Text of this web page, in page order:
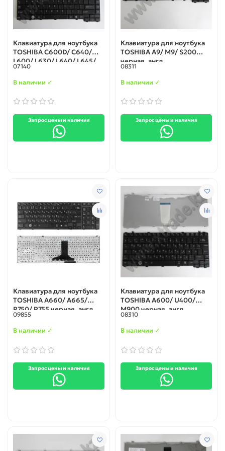
Клавиатура для ноутбука
TOSHIBA C600D/ C640/
L600/ L630/ L640/ L645/
L635 (TSH16-US-BLACK-A),
черная, англ.
07140
В наличии ✓
Запрос цены и наличия
Клавиатура для ноутбука
TOSHIBA A9/ M9/ S200
черная, англ.
08311
В наличии ✓
Запрос цены и наличия
Клавиатура для ноутбука
TOSHIBA A660/ A665/
P750/ P755 черная, англ.
09855
В наличии ✓
Запрос цены и наличия
Клавиатура для ноутбука
TOSHIBA A600/ U400/
M900 черная, англ.
08310
В наличии ✓
Запрос цены и наличия